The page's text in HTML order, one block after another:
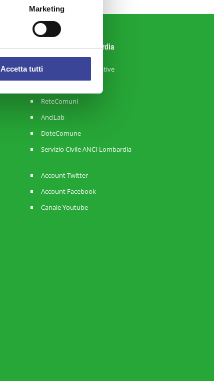
Marketing
Accetta tutti
Sistema ANCI Lombardia
Strategie Amministrative
ReteComuni
AnciLab
DoteComune
Servizio Civile ANCI Lombardia
Account Twitter
Account Facebook
Canale Youtube